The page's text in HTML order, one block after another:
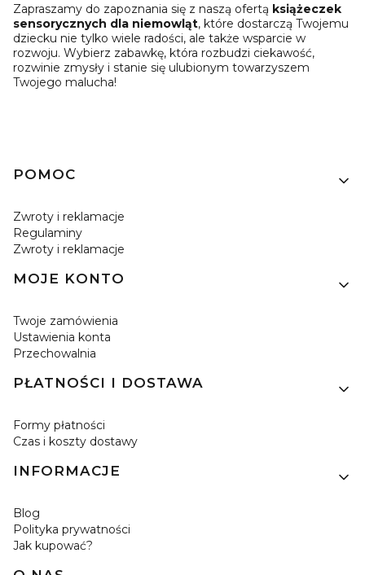
Zapraszamy do zapoznania się z naszą ofertą książeczek
sensorycznych dla niemowląt, które dostarczą Twojemu
dziecku nie tylko wiele radości, ale także wsparcie w
rozwoju. Wybierz zabawkę, która rozbudzi ciekawość,
rozwinie zmysły i stanie się ulubionym towarzyszem
Twojego malucha!
Linki w stopce
POMOC
Zwroty i reklamacje
Regulaminy
Zwroty i reklamacje
MOJE KONTO
Twoje zamówienia
Ustawienia konta
Przechowalnia
PŁATNOŚCI I DOSTAWA
Formy płatności
Czas i koszty dostawy
INFORMACJE
Blog
Polityka prywatności
Jak kupować?